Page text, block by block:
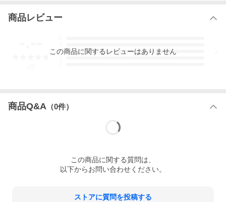
商品レビュー
3
この商品に関するレビューはありません
商品Q&A （0件）
この商品に関する質問は、
以下からお問い合わせください。
ストアに質問を投稿する